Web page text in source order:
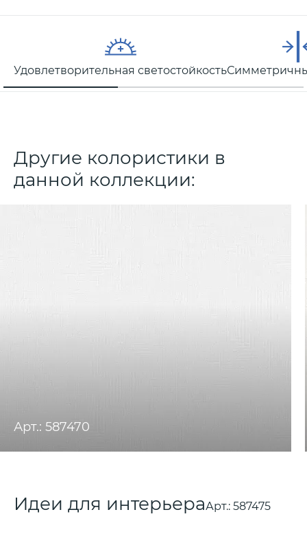
Удовлетворительная светостойкость
Другие колористики в
данной коллекции:
Арт.: 587470
Идеи для интерьераАрт.: 587475